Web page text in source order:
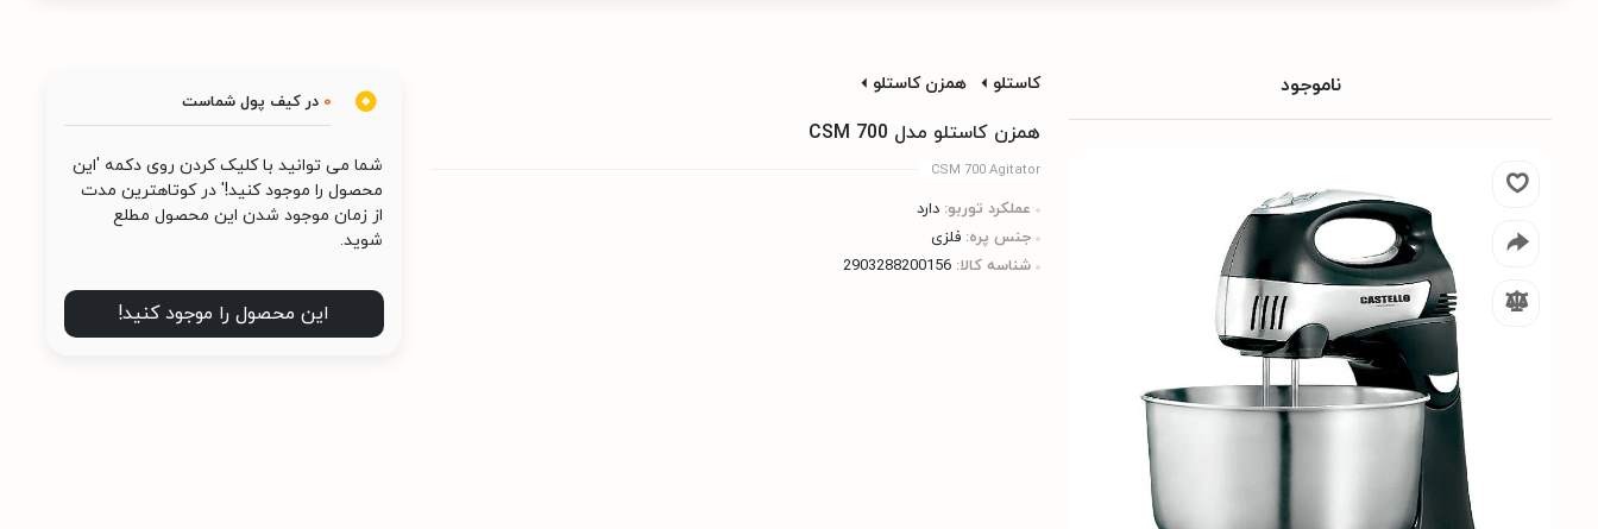
ناموجود کاستلو همزن کاستلو
همزن کاستلو مدل CSM 700
CSM 700 Agitator
عملکرد توربو: دارد
جنس پره: فلزی
شناسه کالا: 2903288200156
0 در کیف پول شماست
شما می توانید با کلیک کردن روی دکمه 'این
محصول را موجود کنید!' در کوتاهترین مدت
از زمان موجود شدن این محصول مطلع
شوید.
این محصول را موجود کنید!